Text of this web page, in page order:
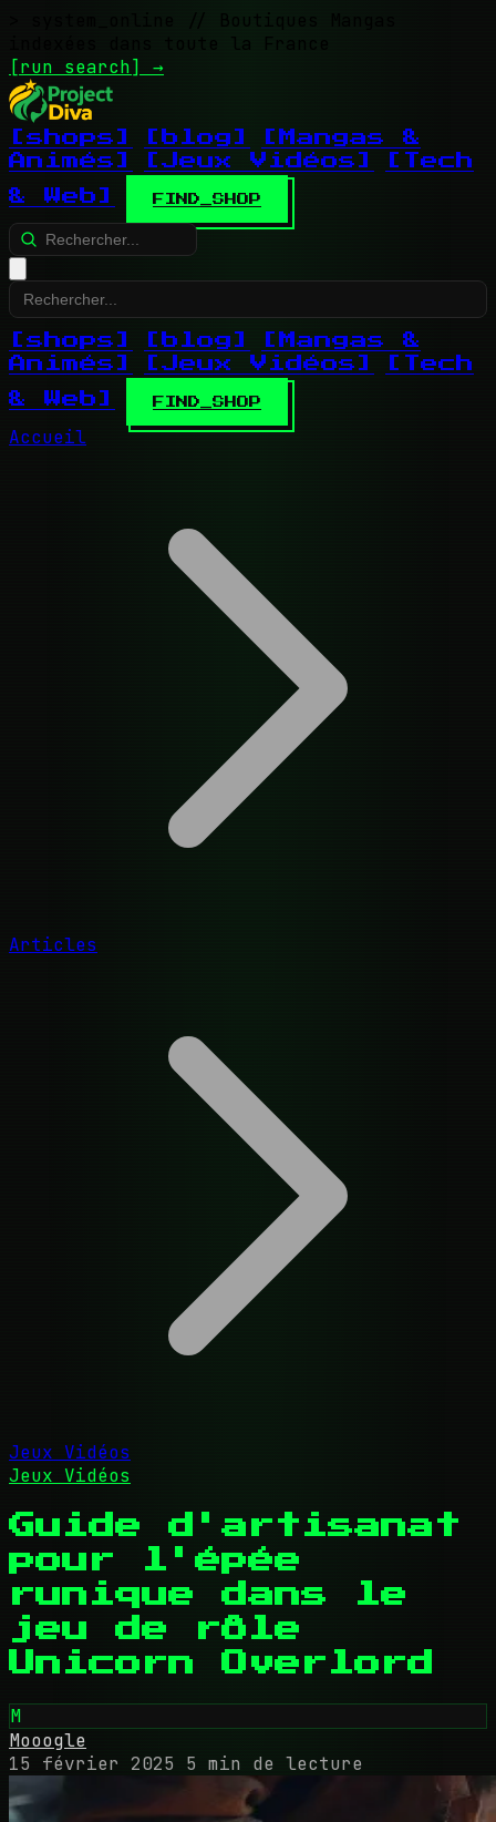
// Boutiques Mangas
indexées dans toute la France
[run search] →
[shops] [blog]
[Mangas &
Animés]
[Jeux Vidéos]
[Tech
& Web]
FIND_SHOP
[shops] [blog]
[Mangas &
Animés]
[Jeux Vidéos]
[Tech
& Web]
FIND_SHOP
Accueil
Articles
Jeux Vidéos
Jeux Vidéos
Guide d'artisanat
pour l'épée
runique dans le
jeu de rôle
Unicorn Overlord
M
Mooogle
15 février 2025
5 min de lecture